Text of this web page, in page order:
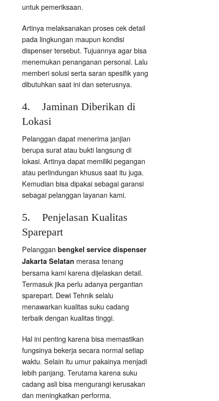
untuk pemeriksaan.
Artinya melaksanakan proses cek detail
pada lingkungan maupun kondisi
dispenser tersebut. Tujuannya agar bisa
menemukan penanganan personal. Lalu
memberi solusi serta saran spesifik yang
dibutuhkan saat ini dan seterusnya.
4. Jaminan Diberikan di
Lokasi
Pelanggan dapat menerima janjian
berupa surat atau bukti langsung di
lokasi. Artinya dapat memiliki pegangan
atau perlindungan khusus saat itu juga.
Kemudian bisa dipakai sebagai garansi
sebagai pelanggan layanan kami.
5. Penjelasan Kualitas
Sparepart
Pelanggan bengkel service dispenser
Jakarta Selatan merasa tenang
bersama kami karena dijelaskan detail.
Termasuk jika perlu adanya pergantian
sparepart. Dewi Tehnik selalu
menawarkan kualitas suku cadang
terbaik dengan kualitas tinggi.
Hal ini penting karena bisa memastikan
fungsinya bekerja secara normal setiap
waktu. Selain itu umur pakainya menjadi
lebih panjang. Terutama karena suku
cadang asli bisa mengurangi kerusakan
dan meningkatkan performa.